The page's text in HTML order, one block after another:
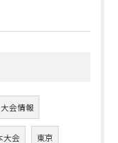
大会情報
大会 東京